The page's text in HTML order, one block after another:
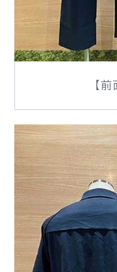
働きがいのあ
ニュース
協力会社の皆
コンプライア
【